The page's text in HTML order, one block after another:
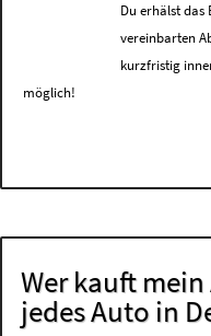
Du erhälst das
vereinbarten
kurzfristig
möglich!
Wer kauft
jedes Auto in